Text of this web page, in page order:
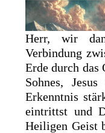
Herr, wir
Verbindung
Erde durch das
Sohnes,
Erkenntnis
eintrittst und
Heiligen Geist